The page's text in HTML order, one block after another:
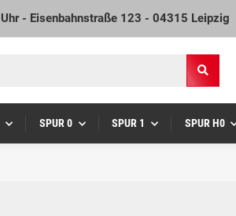
- Eisenbahnstraße 123 - 04315 Leipzig
SPUR 0 SPUR 1 SPUR H0